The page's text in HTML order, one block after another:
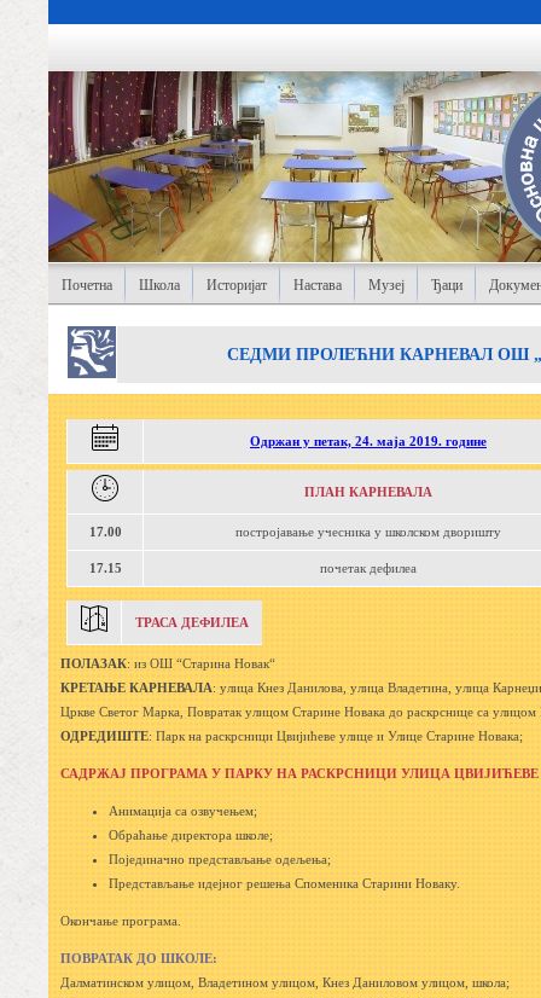
Почетна Школа Историјат Настава Музеј Ђаци
СЕДМИ ПРОЛЕЋНИ КАРНЕВАЛ ОШ
Одржан у петак, 24. маја 2019. године
ПЛАН КАРНЕВАЛА
17.00 постројавање учесника у школском дворишту
17.15 почетак дефилеа
ТРАСА ДЕФИЛЕА
ПОЛАЗАК: из ОШ “Старина Новак“
КРЕТАЊЕ КАРНЕВАЛА: улица Кнез Данилова, улица Владетина, улица
Цркве Светог Марка, Повратак улицом Старине Новака до раскрснице са улицом
ОДРЕДИШТЕ: Парк на раскрсници Цвијићеве улице и Улице Старине Новака;
САДРЖАЈ ПРОГРАМА У ПАРКУ НА РАСКРСНИЦИ УЛИЦА
Анимација са озвучењем;
Обраћање директора школе;
Појединачно представљање одељења;
Представљање идејног решења Споменика Старини Новаку.
Окончање програма.
ПОВРАТАК ДО ШКОЛЕ:
Далматинском улицом, Владетином улицом, Кнез Даниловом улицом, школа;